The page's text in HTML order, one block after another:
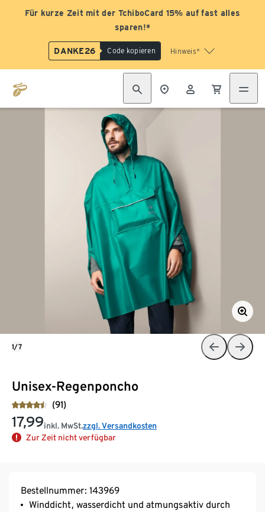
Für kurze Zeit mit der TchiboCard 15% auf fast alles
sparen!*
DANKE26 Code kopieren Hinweis*
Unisex-Regenponcho
(91)
17,99inkl. MwSt.zzgl. Versandkosten
Zur Zeit nicht verfügbar
1/7
Bestellnummer: 143969
Winddicht, wasserdicht und atmungsaktiv durch